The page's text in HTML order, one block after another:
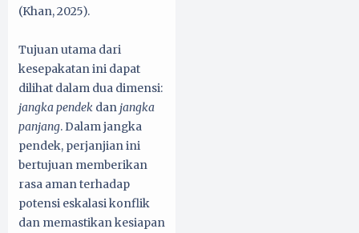
(Khan, 2025).
Tujuan utama dari
kesepakatan ini dapat
dilihat dalam dua dimensi:
jangka pendek dan jangka
panjang. Dalam jangka
pendek, perjanjian ini
bertujuan memberikan
rasa aman terhadap
potensi eskalasi konflik
dan memastikan kesiapan